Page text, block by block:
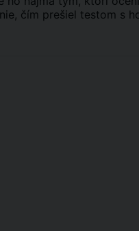
čím prešiel testom s